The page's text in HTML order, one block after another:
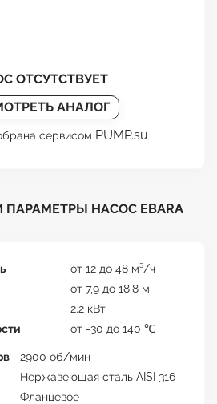
ОТСУТСТВУЕТ
АНАЛОГ
сервисом PUMP.su
НАСОС EBARA
от 12 до 48 м³/ч
от 7,9 до 18,8 м
2.2 кВт
от -30 до 140 ℃
2900 об/мин
Нержавеющая сталь AISI 316
Фланцевое